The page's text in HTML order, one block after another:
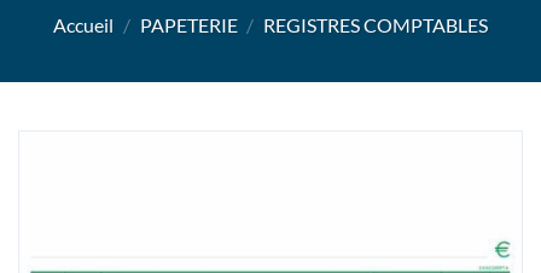
Accueil / PAPETERIE / REGISTRES COMPTABLES